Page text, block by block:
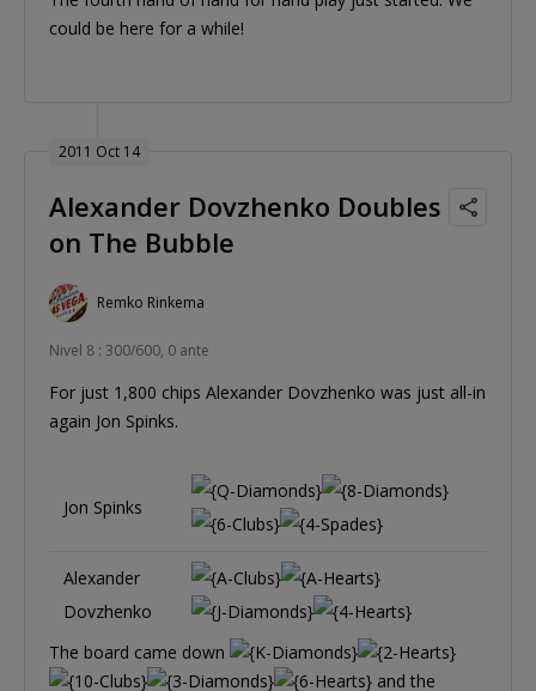
could be here for a while!
2011 Oct 14
Alexander Dovzhenko Doubles
on The Bubble
Remko Rinkema
Nivel 8 : 300/600, 0 ante
For just 1,800 chips Alexander Dovzhenko was just all-in
again Jon Spinks.
Jon Spinks
Alexander
Dovzhenko
The board came down
and the